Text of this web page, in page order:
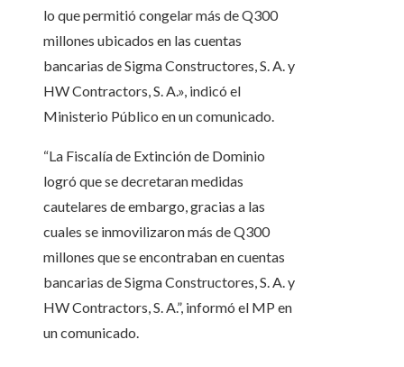
lo que permitió congelar más de Q300
millones ubicados en las cuentas
bancarias de Sigma Constructores, S. A. y
HW Contractors, S. A.», indicó el
Ministerio Público en un comunicado.
“La Fiscalía de Extinción de Dominio
logró que se decretaran medidas
cautelares de embargo, gracias a las
cuales se inmovilizaron más de Q300
millones que se encontraban en cuentas
bancarias de Sigma Constructores, S. A. y
HW Contractors, S. A.”, informó el MP en
un comunicado.